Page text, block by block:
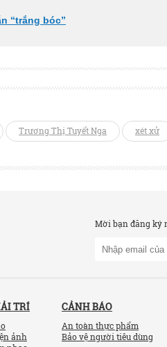
“trắng bóc”
Trương Thị Tuyết Nga xét xử
Mời bạn đăng ký
TRÍ
ảnh
CẢNH BÁO
An toàn thực phẩm
Bảo vệ người tiêu dùng